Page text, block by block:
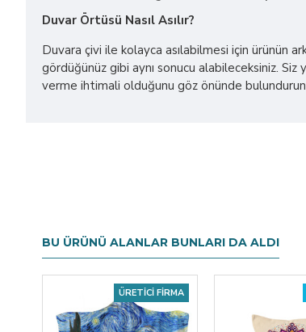
Duvar Örtüsü Nasıl Asılır?
Duvara çivi ile kolayca asılabilmesi için ürünün
gördüğünüz gibi aynı sonucu alabileceksiniz.
verme ihtimali olduğunu göz önünde
BU ÜRÜNÜ ALANLAR BUNLARI DA ALDI
ÜRETICI FIRMA